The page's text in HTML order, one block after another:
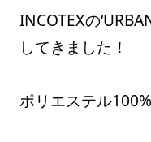
INCOTEXの
してきました！
ポリエステル